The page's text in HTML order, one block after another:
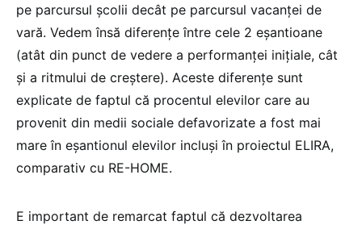
pe parcursul școlii decât pe parcursul vacanței de
vară. Vedem însă diferențe între cele 2 eșantioane
(atât din punct de vedere a performanței inițiale, cât
și a ritmului de creștere). Aceste diferențe sunt
explicate de faptul că procentul elevilor care au
provenit din medii sociale defavorizate a fost mai
mare în eșantionul elevilor incluși în proiectul ELIRA,
comparativ cu RE-HOME.
E important de remarcat faptul că dezvoltarea